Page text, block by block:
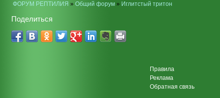
ФОРУМ РЕПТИЛИЯ » Общий форум» Иглитстый тритон
Поделиться
Правила
Реклама
Обратная связь